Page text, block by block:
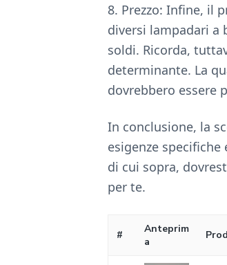
8. Prezzo: Infine, il
diversi lampadari
soldi. Ricorda,
determinante. La
dovrebbero essere
In conclusione, la
esigenze
di cui sopra,
per te.
#
Anteprim
a